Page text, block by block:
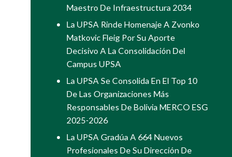
Maestro De Infraestructura 2034
La UPSA Rinde Homenaje A Zvonko
Matkovic Fleig Por Su Aporte
Decisivo A La Consolidación Del
Campus UPSA
La UPSA Se Consolida En El Top 10
De Las Organizaciones Más
Responsables De Bolivia MERCO ESG
2025-2026
La UPSA Gradúa A 664 Nuevos
Profesionales De Su Dirección De